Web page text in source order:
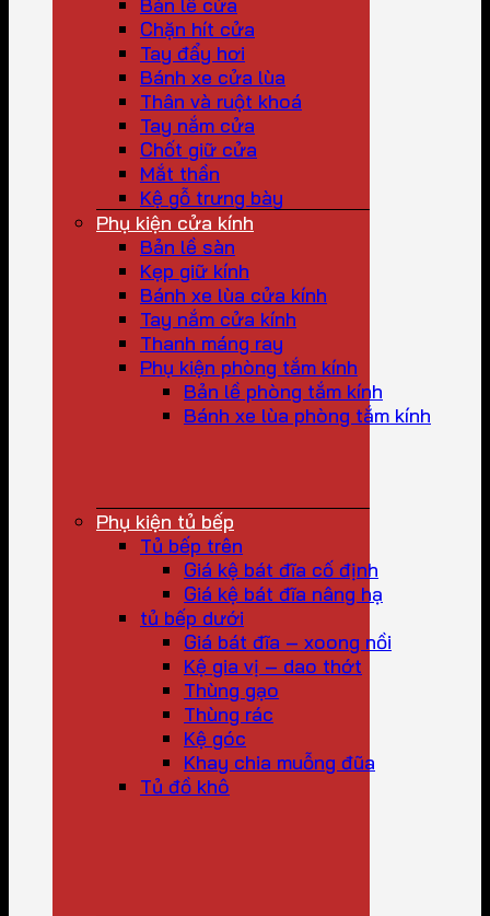
Chặn hít cửa
Tay đẩy hơi
Bánh xe cửa lùa
Thân và ruột khoá
Tay nắm cửa
Chốt giữ cửa
Mắt thần
Kệ gỗ trưng bày
Phụ kiện cửa kính
Bản lề sàn
Kẹp giữ kính
Bánh xe lùa cửa kính
Tay nắm cửa kính
Thanh máng ray
Phụ kiện phòng tắm kính
Bản lề phòng tắm kính
Bánh xe lùa phòng tắm kính
Phụ kiện tủ bếp
Tủ bếp trên
Giá kệ bát đĩa cố định
Giá kệ bát đĩa nâng hạ
tủ bếp dưới
Giá bát đĩa – xoong nồi
Kệ gia vị – dao thớt
Thùng gạo
Thùng rác
Kệ góc
Khay chia muỗng đũa
Tủ đồ khô